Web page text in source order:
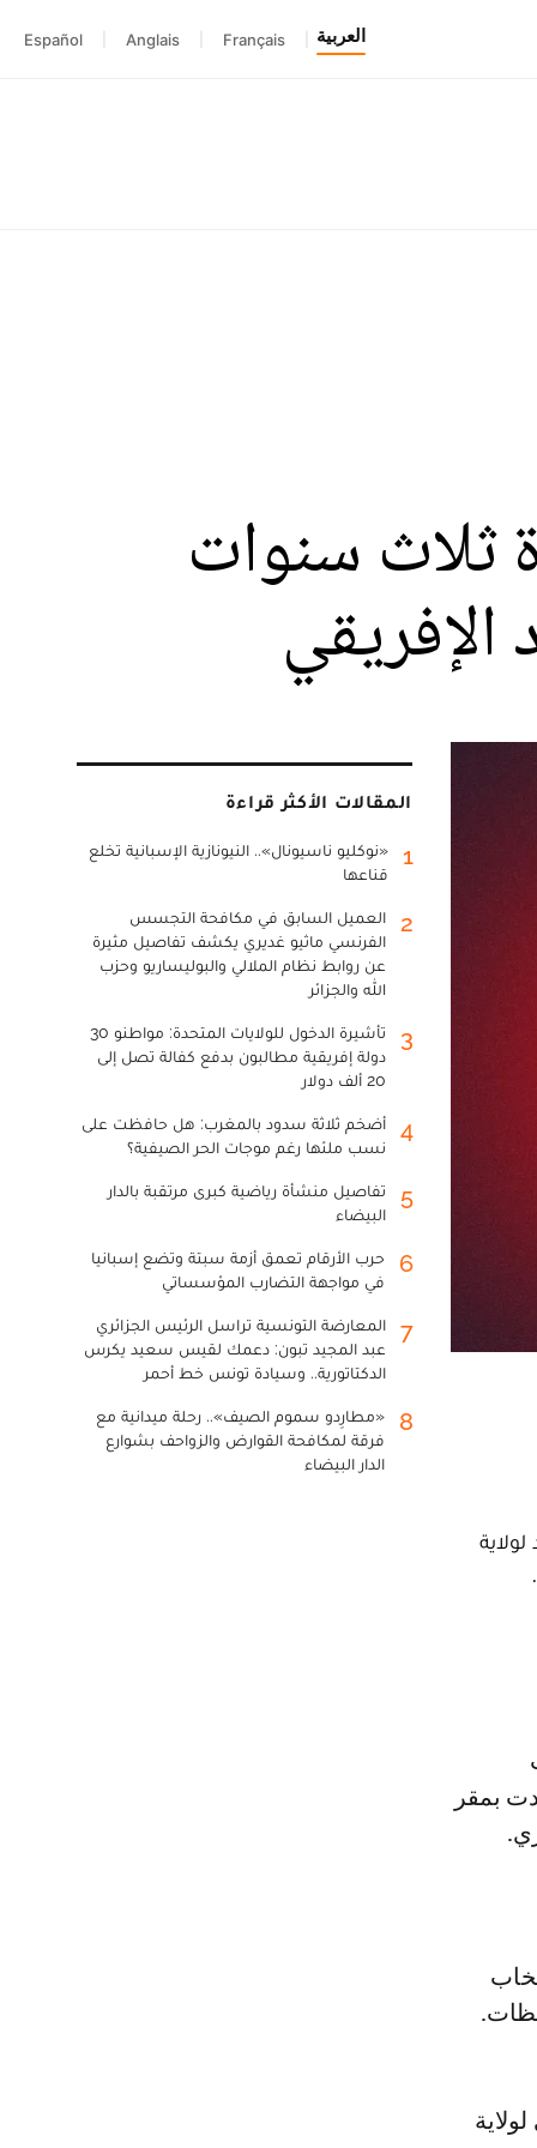
العربية Français
Anglais
Español
ثلاث سنوات
الإفريقي
انعقدت بمقر
المقالات الأكثر قراءة
1
«نوكليو ناسيونال».. النيونازية الإسبانية تخلع
قناعها
2
العميل السابق في مكافحة التجسس
الفرنسي ماثيو غديري يكشف تفاصيل مثيرة
عن روابط نظام الملالي والبوليساريو وحزب
الله والجزائر
3
تأشيرة الدخول للولايات المتحدة: مواطنو 30
دولة إفريقية مطالبون بدفع كفالة تصل إلى
20 ألف دولار
4
أضخم ثلاثة سدود بالمغرب: هل حافظت على
نسب ملئها رغم موجات الحر الصيفية؟
5
تفاصيل منشأة رياضية كبرى مرتقبة بالدار
البيضاء
6
حرب الأرقام تعمق أزمة سبتة وتضع إسبانيا
في مواجهة التضارب المؤسساتي
7
المعارضة التونسية تراسل الرئيس الجزائري
عبد المجيد تبون: دعمك لقيس سعيد يكرس
الدكتاتورية.. وسيادة تونس خط أحمر
8
«مطارِدو سموم الصيف».. رحلة ميدانية مع
فرقة لمكافحة القوارض والزواحف بشوارع
الدار البيضاء